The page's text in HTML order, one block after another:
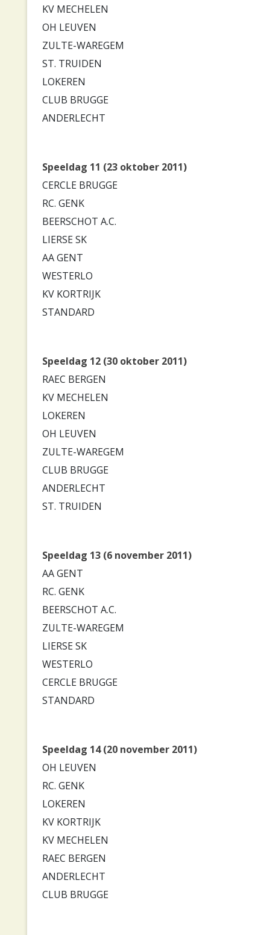
KV MECHELEN
OH LEUVEN
ZULTE-WAREGEM
ST. TRUIDEN
LOKEREN
CLUB BRUGGE
ANDERLECHT
Speeldag 11 (23 oktober 2011)
CERCLE BRUGGE
RC. GENK
BEERSCHOT A.C.
LIERSE SK
AA GENT
WESTERLO
KV KORTRIJK
STANDARD
Speeldag 12 (30 oktober 2011)
RAEC BERGEN
KV MECHELEN
LOKEREN
OH LEUVEN
ZULTE-WAREGEM
CLUB BRUGGE
ANDERLECHT
ST. TRUIDEN
Speeldag 13 (6 november 2011)
AA GENT
RC. GENK
BEERSCHOT A.C.
ZULTE-WAREGEM
LIERSE SK
WESTERLO
CERCLE BRUGGE
STANDARD
Speeldag 14 (20 november 2011)
OH LEUVEN
RC. GENK
LOKEREN
KV KORTRIJK
KV MECHELEN
RAEC BERGEN
ANDERLECHT
CLUB BRUGGE